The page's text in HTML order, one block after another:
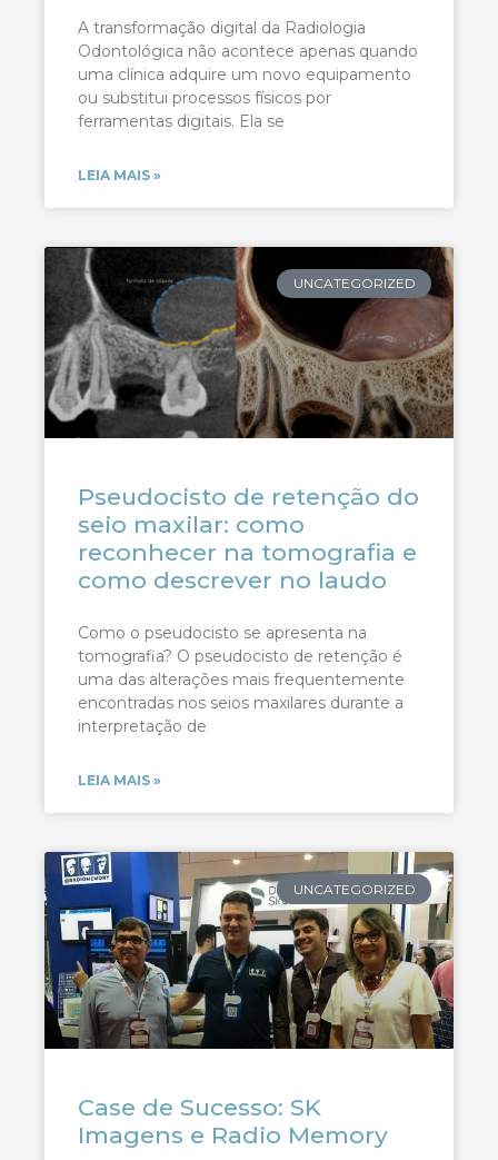
A transformação digital da Radiologia
Odontológica não acontece apenas quando
uma clínica adquire um novo equipamento
ou substitui processos físicos por
ferramentas digitais. Ela se
LEIA MAIS »
UNCATEGORIZED
Pseudocisto de retenção do
seio maxilar: como
reconhecer na tomografia e
como descrever no laudo
Como o pseudocisto se apresenta na
tomografia? O pseudocisto de retenção é
uma das alterações mais frequentemente
encontradas nos seios maxilares durante a
interpretação de
LEIA MAIS »
UNCATEGORIZED
Case de Sucesso: SK
Imagens e Radio Memory